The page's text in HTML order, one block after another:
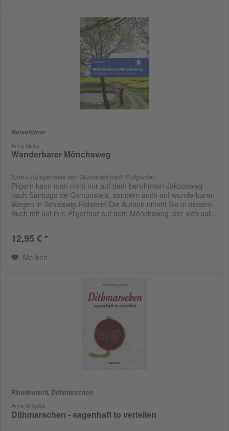
Reiseführer
Anna Malou
Wanderbarer Mönchsweg
Eine Fußpilgerreise von Glückstadt nach Puttgarden
Pilgern kann man nicht nur auf dem berühmten Jakobsweg
nach Santiago de Compostela, sondern auch auf wunderbaren
Wegen in Schleswig-Holstein! Die Autorin nimmt Sie in diesem
Buch mit auf ihre Pilgertour auf dem Mönchsweg, der sich auf...
12,95 € *
Merken
Plattdeutsch, Dithmarschen
Anne M Sprick
Dithmarschen - sagenhaft to vertellen